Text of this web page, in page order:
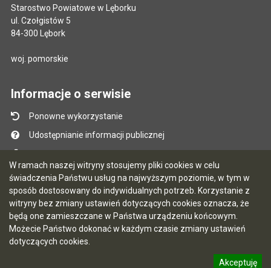
W ramach naszej witryny stosujemy pliki cookies w celu
świadczenia Państwu usług na najwyższym poziomie, w tym w
sposób dostosowany do indywidualnych potrzeb. Korzystanie z
witryny bez zmiany ustawień dotyczących cookies oznacza, że
będą one zamieszczane w Państwa urządzeniu końcowym.
Możecie Państwo dokonać w każdym czasie zmiany ustawień
dotyczących cookies.
Akceptuję
Starostwo Powiatowe w Lęborku
ul. Czołgistów 5
84-300 Lębork
woj. pomorskie
Informacje o serwisie
Ponowne wykorzystanie
Udostępnianie informacji publicznej
Instrukcja obsługi
Statystyki oglądalności
Ostatnio dodane
Ostatnia aktualizacja BIP: 07.08.2026 12:51
CMS i hosting: Logonet Sp. z o.o. w Bydgoszczy